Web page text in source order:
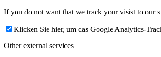
If you do not want that we track your visist to our
Klicken Sie hier, um das Google Analytics-
Other external services